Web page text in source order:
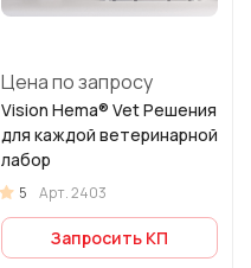
Цена по запросу
Vision Hema® Vet Решения
для каждой ветеринарной
лабор
5 Арт.2403
Запросить КП